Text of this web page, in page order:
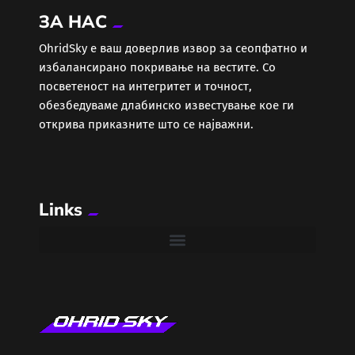
Еротика
Забава
Здравје
Колумни
Лајфстајл
ЗА НАС
ОhridSky е ваш доверлив извор за сеопфатно и
избалансирано покривање на вестите. Со
посветеност на интегритет и точност,
обезбедуваме длабинско известување кое ги
открива приказните што се најважни.
Links